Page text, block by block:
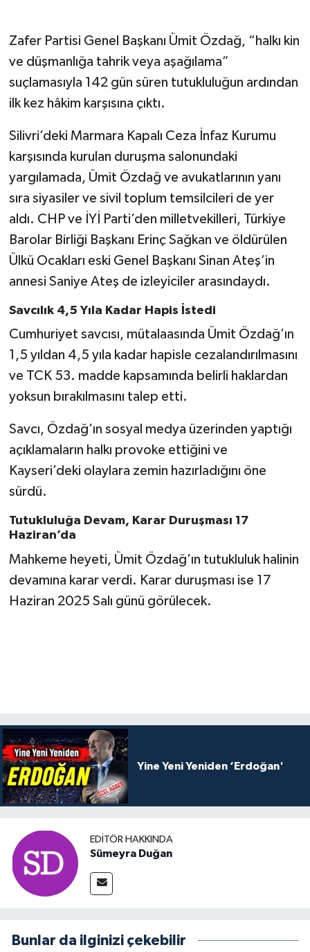
Zafer Partisi Genel Başkanı Ümit Özdağ, “halkı kin
ve düşmanlığa tahrik veya aşağılama”
suçlamasıyla 142 gün süren tutukluluğun ardından
ilk kez hâkim karşısına çıktı.
Silivri’deki Marmara Kapalı Ceza İnfaz Kurumu
karşısında kurulan duruşma salonundaki
yargılamada, Ümit Özdağ ve avukatlarının yanı
sıra siyasiler ve sivil toplum temsilcileri de yer
aldı. CHP ve İYİ Parti’den milletvekilleri, Türkiye
Barolar Birliği Başkanı Erinç Sağkan ve öldürülen
Ülkü Ocakları eski Genel Başkanı Sinan Ateş’in
annesi Saniye Ateş de izleyiciler arasındaydı.
Savcılık 4,5 Yıla Kadar Hapis İstedi
Cumhuriyet savcısı, mütalaasında Ümit Özdağ’ın
1,5 yıldan 4,5 yıla kadar hapisle cezalandırılmasını
ve TCK 53. madde kapsamında belirli haklardan
yoksun bırakılmasını talep etti.
Savcı, Özdağ’ın sosyal medya üzerinden yaptığı
açıklamaların halkı provoke ettiğini ve
Kayseri’deki olaylara zemin hazırladığını öne
sürdü.
Tutukluluğa Devam, Karar Duruşması 17
Haziran’da
Mahkeme heyeti, Ümit Özdağ’ın tutukluluk halinin
devamına karar verdi. Karar duruşması ise 17
Haziran 2025 Salı günü görülecek.
Yine Yeni Yeniden ‘Erdoğan'
EDITÖR HAKKINDA
Sümeyra Duğan
Bunlar da ilginizi çekebilir